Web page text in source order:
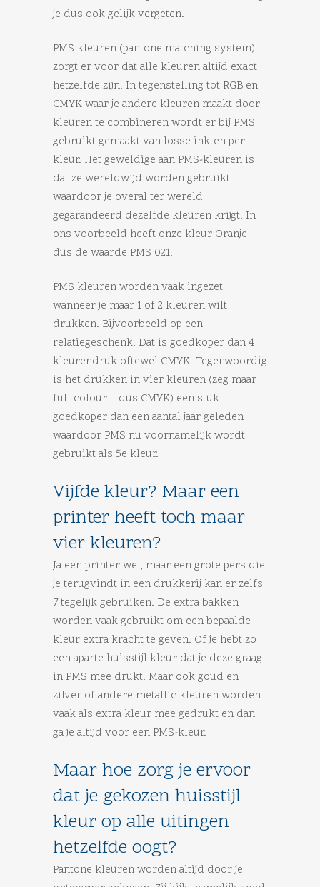
je dus ook gelijk vergeten.
PMS kleuren (pantone matching system)
zorgt er voor dat alle kleuren altijd exact
hetzelfde zijn. In tegenstelling tot RGB en
CMYK waar je andere kleuren maakt door
kleuren te combineren wordt er bij PMS
gebruikt gemaakt van losse inkten per
kleur. Het geweldige aan PMS-kleuren is
dat ze wereldwijd worden gebruikt
waardoor je overal ter wereld
gegarandeerd dezelfde kleuren krijgt. In
ons voorbeeld heeft onze kleur Oranje
dus de waarde PMS 021.
PMS kleuren worden vaak ingezet
wanneer je maar 1 of 2 kleuren wilt
drukken. Bijvoorbeeld op een
relatiegeschenk. Dat is goedkoper dan 4
kleurendruk oftewel CMYK. Tegenwoordig
is het drukken in vier kleuren (zeg maar
full colour – dus CMYK) een stuk
goedkoper dan een aantal jaar geleden
waardoor PMS nu voornamelijk wordt
gebruikt als 5e kleur.
Vijfde kleur? Maar een
printer heeft toch maar
vier kleuren?
Ja een printer wel, maar een grote pers die
je terugvindt in een drukkerij kan er zelfs
7 tegelijk gebruiken. De extra bakken
worden vaak gebruikt om een bepaalde
kleur extra kracht te geven. Of je hebt zo
een aparte huisstijl kleur dat je deze graag
in PMS mee drukt. Maar ook goud en
zilver of andere metallic kleuren worden
vaak als extra kleur mee gedrukt en dan
ga je altijd voor een PMS-kleur.
Maar hoe zorg je ervoor
dat je gekozen huisstijl
kleur op alle uitingen
hetzelfde oogt?
Pantone kleuren worden altijd door je